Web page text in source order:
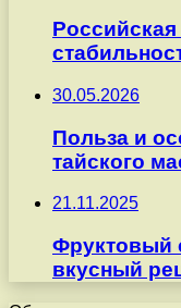
30.05.2026
Польза и
тайского
21.11.2025
Фруктовый
вкусный